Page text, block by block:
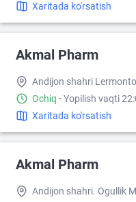
Xaritada ko'rsatish
Akmal Pharm
Andijon shahri
Ochiq · Yopilish vaqti
Xaritada ko'rsatish
Akmal Pharm
Andijon shahri. Ogullik